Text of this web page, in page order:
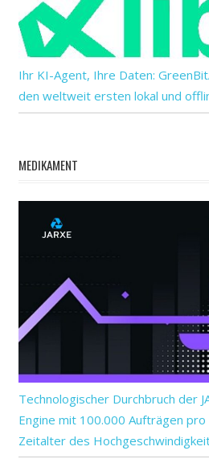
Ihr KI-Agent, Ihre Daten:
den weltweit ersten lokal und
MEDIKAMENT
Technologischer Durchbruch der
Engine mit 100.000 Aufträgen
Zeitalter des